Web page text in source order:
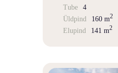
Tube
4
Üldpind
160 m2
Elupind 141 m2